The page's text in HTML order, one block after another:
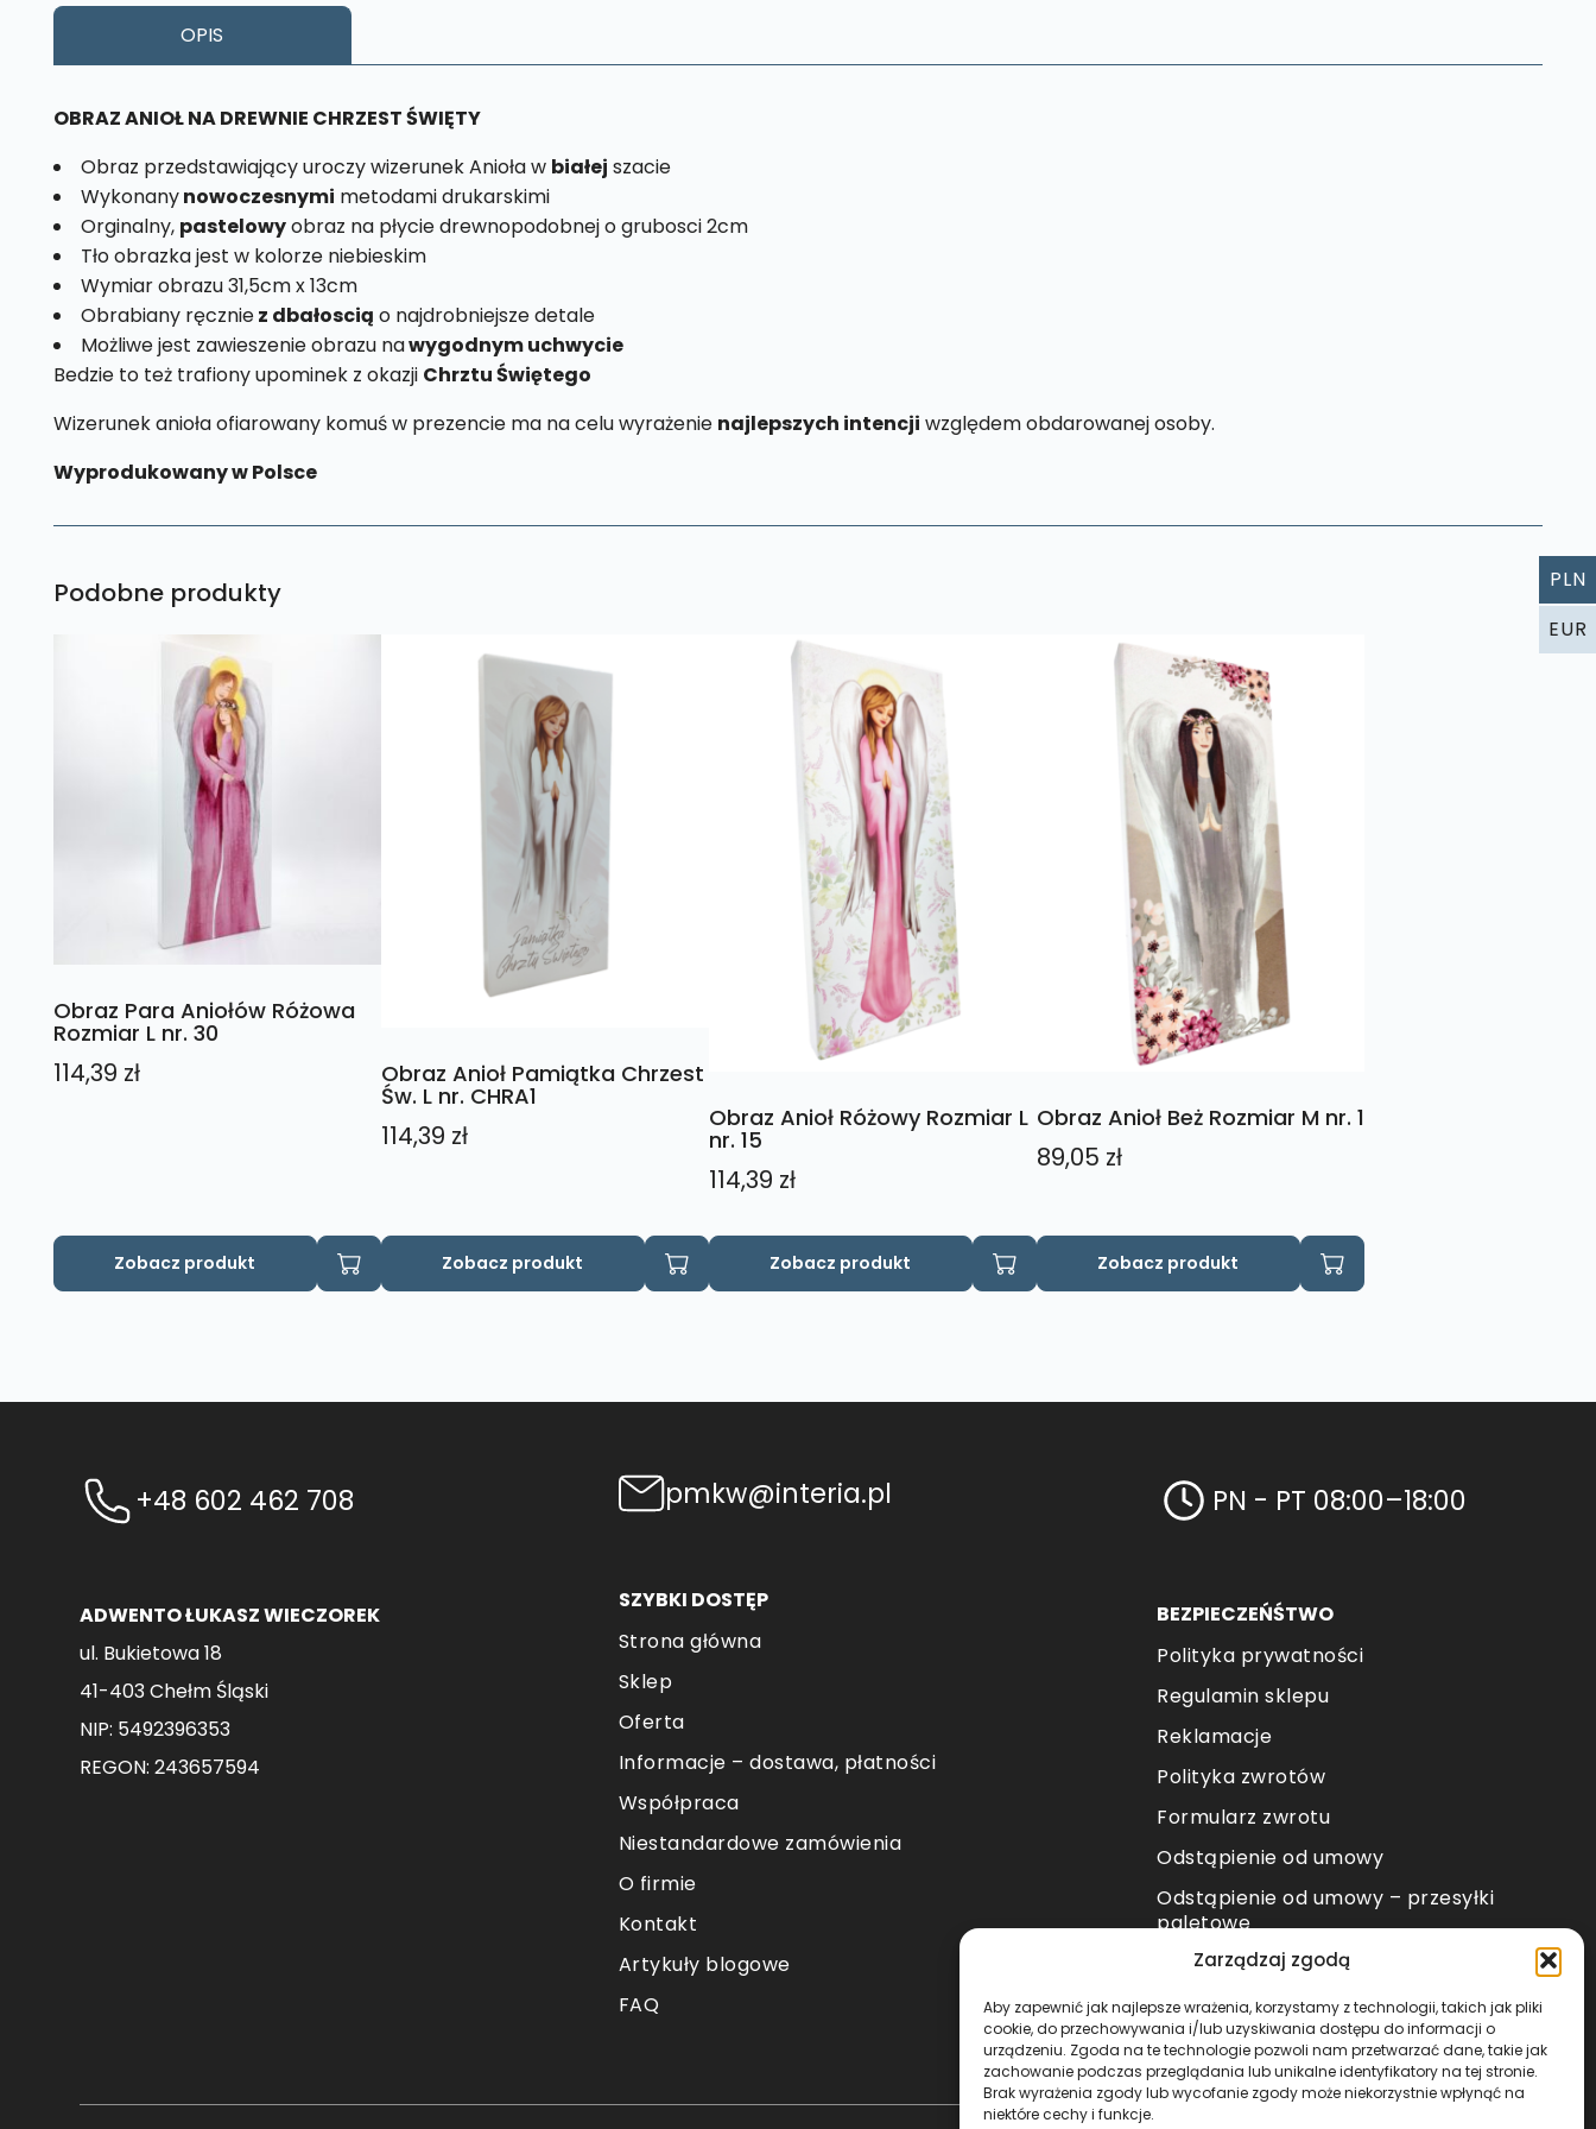
Zarządzaj zgodą
Aby zapewnić jak najlepsze wrażenia, korzystamy z technologii, takich jak pliki
cookie, do przechowywania i/lub uzyskiwania dostępu do informacji o
urządzeniu. Zgoda na te technologie pozwoli nam przetwarzać dane, takie jak
zachowanie podczas przeglądania lub unikalne identyfikatory na tej stronie.
Brak wyrażenia zgody lub wycofanie zgody może niekorzystnie wpłynąć na
niektóre cechy i funkcje.
OPIS
OBRAZ ANIOŁ NA DREWNIE CHRZEST ŚWIĘTY
Obraz przedstawiający uroczy wizerunek Anioła w białej szacie
Wykonanynowoczesnymi metodami drukarskimi
Orginalny, pastelowyobraz na płycie drewnopodobnej o grubosci 2cm
Tło obrazka jest w kolorze niebieskim
Wymiar obrazu 31,5cm x 13cm
Obrabiany ręczniez dbałoscią o najdrobniejsze detale
Możliwe jest zawieszenie obrazu nawygodnym uchwycie
Bedzie to też trafiony upominek z okazji Chrztu Świętego
Wizerunek anioła ofiarowany komuś w prezencie ma na celu wyrażenie najlepszych intencji względem obdarowanej osoby.
Wyprodukowany w Polsce
Podobne produkty
Obraz Para Aniołów Różowa
Rozmiar L nr. 30
114,39 zł
Zobacz produkt
Obraz Anioł Pamiątka Chrzest
Św. L nr. CHRA1
114,39 zł
Zobacz produkt
Obraz Anioł Różowy Rozmiar L
nr. 15
114,39 zł
Zobacz produkt
Obraz Anioł Beż Rozmiar M nr. 1
89,05 zł
Zobacz produkt
+48 602 462 708
ADWENTO ŁUKASZ WIECZOREK
ul. Bukietowa 18
41-403 Chełm Śląski
NIP: 5492396353
REGON: 243657594
pmkw@interia.pl
SZYBKI DOSTĘP
Strona główna
Sklep
Oferta
Informacje – dostawa, płatności
Współpraca
Niestandardowe zamówienia
O firmie
Kontakt
Artykuły blogowe
FAQ
PN - PT 08:00–18:00
BEZPIECZEŃŚTWO
Polityka prywatności
Regulamin sklepu
Reklamacje
Polityka zwrotów
Formularz zwrotu
Odstąpienie od umowy
Odstąpienie od umowy – przesyłki
paletowe
METODY PŁATNOŚCI
PLN
EUR